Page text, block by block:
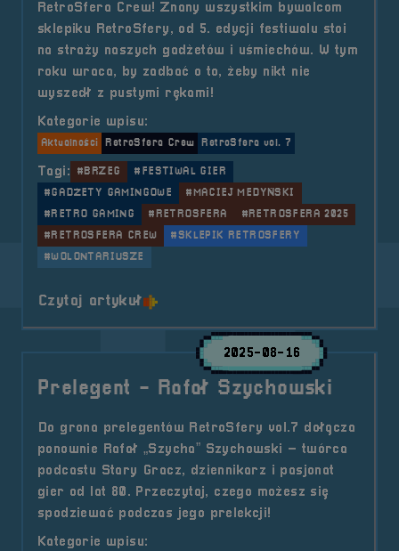
RetroSfera Crew! Znany wszystkim bywalcom
sklepiku RetroSfery, od 5. edycji festiwalu stoi
na straży naszych gadżetów i uśmiechów. W tym
roku wraca, by zadbać o to, żeby nikt nie
wyszedł z pustymi rękami!
Kategorie wpisu:
Aktualności RetroSfera Crew RetroSfera vol. 7
Tagi: #BRZEG
#FESTIWAL GIER
#GADŻETY GAMINGOWE
#MACIEJ MEDYŃSKI
#RETRO GAMING
#RETROSFERA
#RETROSFERA 2025
#RETROSFERA CREW
#SKLEPIK RETROSFERY
#WOLONTARIUSZE
Czytaj artykuło tytule RS Crew &#8211; Maciej
2025-08-16
Prelegent - Rafał Szychowski
Do grona prelegentów RetroSfery vol.7 dołącza
ponownie Rafał „Szycha” Szychowski – twórca
podcastu Stary Gracz, dziennikarz i pasjonat
gier od lat 80. Przeczytaj, czego możesz się
spodziewać podczas jego prelekcji!
Kategorie wpisu: